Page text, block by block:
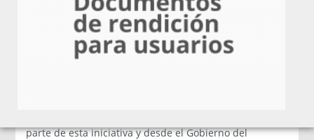
este nueva central de medios tiene como objetivo
comercializar productos radiales de calidad, para ello
estos empresarios se unieron, fortalecieron su capital
humano y hoy están compitiendo de mejor forma. Esta
parte de esta iniciativa y desde el Gobierno del